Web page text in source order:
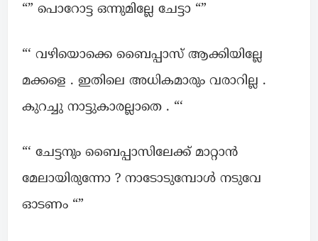
“” പൊറോട്ട ഒന്നുമില്ലേ ചേട്ടാ “”
“‘ വഴിയൊക്കെ ബൈപ്പാസ് ആക്കിയില്ലേ
മക്കളെ . ഇതിലെ അധികമാരും വരാറില്ല .
കുറച്ചു നാട്ടുകാരല്ലാതെ . “‘
“‘ ചേട്ടനും ബൈപ്പാസിലേക്ക് മാറ്റാൻ
മേലായിരുന്നോ ? നാടോടുമ്പോൾ നടുവേ
ഓടണം “”